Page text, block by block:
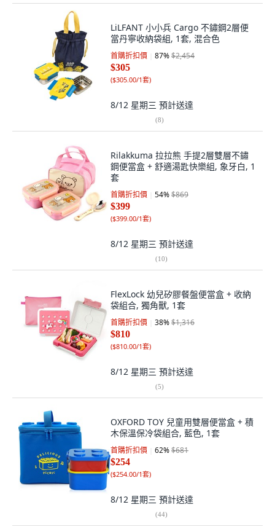
LiLFANT 小小兵 Cargo 不鏽鋼2層便
當丹寧收納袋組, 1套, 混合色
首購折扣價 87%$2,454
$305
($305.00/1套)
8/12 星期三 預計送達
(8)
Rilakkuma 拉拉熊 手提2層雙層不鏽
鋼便當盒 + 舒適湯匙快樂組, 象牙白, 1
套
首購折扣價 54%$869
$399
($399.00/1套)
8/12 星期三 預計送達
(10)
FlexLock 幼兒矽膠餐盤便當盒 + 收納
袋組合, 獨角獸, 1套
首購折扣價 38%$1,316
$810
($810.00/1套)
8/12 星期三 預計送達
(5)
OXFORD TOY 兒童用雙層便當盒 + 積
木保溫保冷袋組合, 藍色, 1套
首購折扣價 62%$681
$254
($254.00/1套)
8/12 星期三 預計送達
(44)